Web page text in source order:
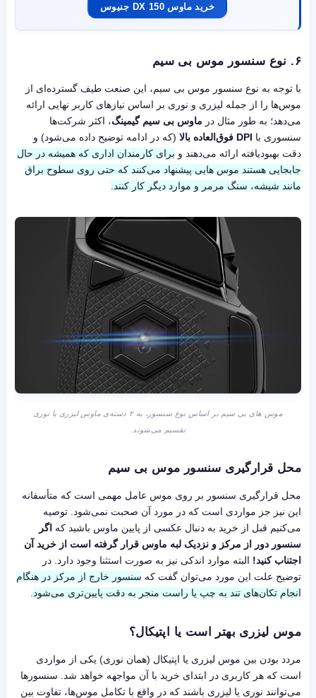
خرید ماوس DX 150 جنیوس
۶. نوع سنسور موس بی سیم
با توجه به نوع سنسور موس بی سیم، این صنعت طیف گسترده‌ای از
موس‌ها را از جمله لیزری و نوری بر اساس نیازهای کاربر نهایی ارائه
می‌دهد؛ به طور مثال در ماوس بی سیم گیمینگ، اکثر شرکت‌ها
سنسوری با DPI فوق‌العاده بالا
(که در ادامه توضیح داده می‌شود) و
دقت بهبودیافته ارائه می‌دهند و برای کارمندان اداری که همیشه در حال
جابجایی هستند موس ‌هایی پیشنهاد می‌کنند که حتی روی سطوح براق
مانند شیشه، سنگ مرمر و موارد دیگر کار کنند.
موس های بی سیم بر اساس نوع سنسور، به ۲ دسته‌ی ماوس لیزری یا نوری
تقسیم می‌شوند.
محل قرارگیری سنسور موس بی سیم
محل قرارگیری سنسور بر روی موس عامل مهمی است که متأسفانه
این نیز جز مواردی است که در مورد آن صحبت نمی‌شود. توصیه
می‌کنیم قبل از خرید به دنبال عکسی از پایین ماوس باشید که اگر
سنسور دور از مرکز و نزدیک لبه ماوس قرار گرفته است از خرید آن
اجتناب کنید! البته موارد اندکی نیز به صورت استثنا وجود دارد. در
توضیح علت این مورد می‌توان گفت که سنسور خارج از مرکز در هنگام
انجام تکان‌های تند به چپ یا راست منجر به دقت پایین‌تری می‌شود
موس لیزری بهتر است یا اپتیکال؟
مردد بودن بین موس لیزری یا اپتیکال (همان نوری) یکی از مواردی
است که هر کاربری در ابتدای خرید با آن مواجهه خواهد شد. سنسورها
می‌توانند نوری یا لیزری باشند که در واقع با تکامل موس‌ها، تفاوت بین